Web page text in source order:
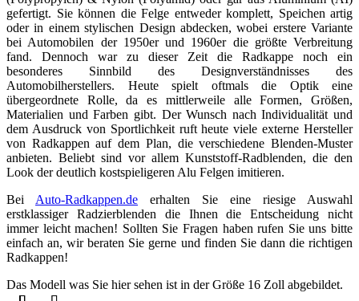
gefertigt. Sie können die Felge entweder komplett, Speichen artig
oder in einem stylischen Design abdecken, wobei erstere Variante
bei Automobilen der 1950er und 1960er die größte Verbreitung
fand. Dennoch war zu dieser Zeit die Radkappe noch ein
besonderes Sinnbild des Designverständnisses des
Automobilherstellers. Heute spielt oftmals die Optik eine
übergeordnete Rolle, da es mittlerweile alle Formen, Größen,
Materialien und Farben gibt. Der Wunsch nach Individualität und
dem Ausdruck von Sportlichkeit ruft heute viele externe Hersteller
von Radkappen auf dem Plan, die verschiedene Blenden-Muster
anbieten. Beliebt sind vor allem Kunststoff-Radblenden, die den
Look der deutlich kostspieligeren Alu Felgen imitieren.
Bei Auto-Radkappen.de erhalten Sie eine riesige Auswahl
erstklassiger Radzierblenden die Ihnen die Entscheidung nicht
immer leicht machen! Sollten Sie Fragen haben rufen Sie uns bitte
einfach an, wir beraten Sie gerne und finden Sie dann die richtigen
Radkappen!
Das Modell was Sie hier sehen ist in der Größe 16 Zoll abgebildet.